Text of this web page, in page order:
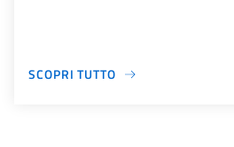
SCOPRI TUTTO